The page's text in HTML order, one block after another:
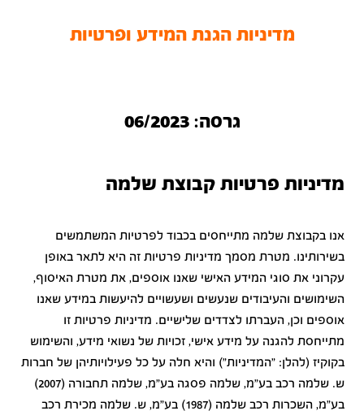
מדיניות הגנת המידע ופרטיות
גרסה: 06/2023
מדיניות פרטיות קבוצת שלמה
אנו בקבוצת שלמה מתייחסים בכבוד לפרטיות המשתמשים
בשירותינו. מטרת מסמך מדיניות פרטיות זה היא לתאר באופן
עקרוני את סוגי המידע האישי שאנו אוספים, את מטרת האיסוף,
השימושים והעיבודים שנעשים ושעשויים להיעשות במידע שאנו
אוספים וכן, העברתו לצדדים שלישיים. מדיניות פרטיות זו
מתייחסת להגנה על מידע אישי, זכויות של נשואי מידע, והשימוש
בקוקיז (להלן: "המדיניות") והיא חלה על כל פעילויותיהן של חברות
ש. שלמה רכב בע"מ, שלמה פסגה בע"מ, שלמה תחבורה (2007)
בע"מ, השכרות רכב שלמה (1987) בע"מ, ש. שלמה מכירת רכב